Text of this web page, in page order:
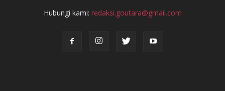
Hubungi kami: redaksi.goutara@gmail.com